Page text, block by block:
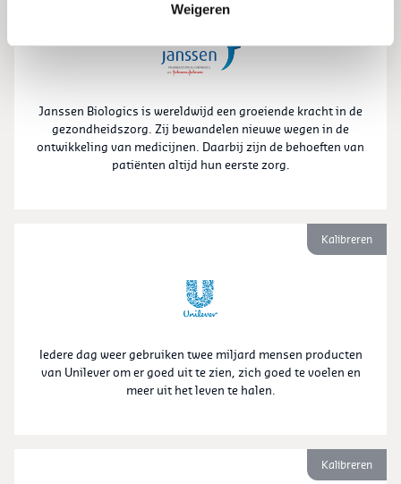
Weigeren
Janssen Biologics is wereldwijd een groeiende kracht in de
gezondheidszorg. Zij bewandelen nieuwe wegen in de
ontwikkeling van medicijnen. Daarbij zijn de behoeften van
patiënten altijd hun eerste zorg.
Kalibreren
Iedere dag weer gebruiken twee miljard mensen producten
van Unilever om er goed uit te zien, zich goed te voelen en
meer uit het leven te halen.
Kalibreren